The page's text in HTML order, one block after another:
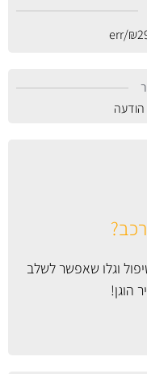
וגלו שאפשר לשלב
הוגן!
₪
/err